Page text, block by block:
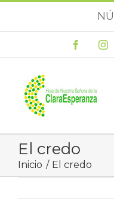
Facebook
El credo
Inicio El credo